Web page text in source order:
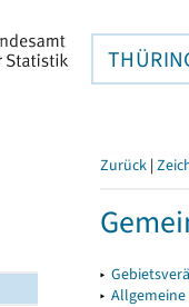
Zurück |
▸
▸